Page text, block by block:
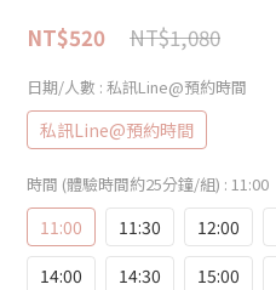
NT$1,080
NT$520
日期/人數 : 私訊Line@預約時間
私訊Line@預約時間
時間 (體驗時間約25分鐘/組) : 11:00
11:00 11:30 12:00
14:00
14:30 15:00